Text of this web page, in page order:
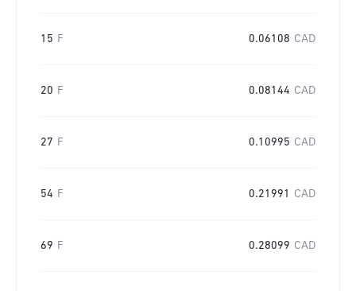
15 F 0.06108 CAD
20 F 0.08144 CAD
27 F 0.10995 CAD
54 F 0.21991 CAD
69 F 0.28099 CAD